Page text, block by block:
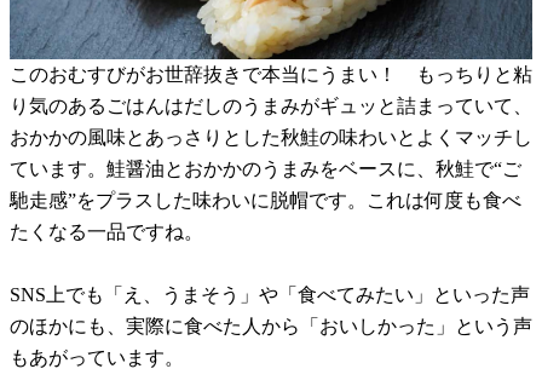
このおむすびがお世辞抜きで本当にうまい！ もっちりと粘
り気のあるごはんはだしのうまみがギュッと詰まっていて、
おかかの風味とあっさりとした秋鮭の味わいとよくマッチし
ています。鮭醤油とおかかのうまみをベースに、秋鮭で“ご
馳走感”をプラスした味わいに脱帽です。これは何度も食べ
たくなる一品ですね。
SNS上でも「え、うまそう」や「食べてみたい」といった声
のほかにも、実際に食べた人から「おいしかった」という声
もあがっています。